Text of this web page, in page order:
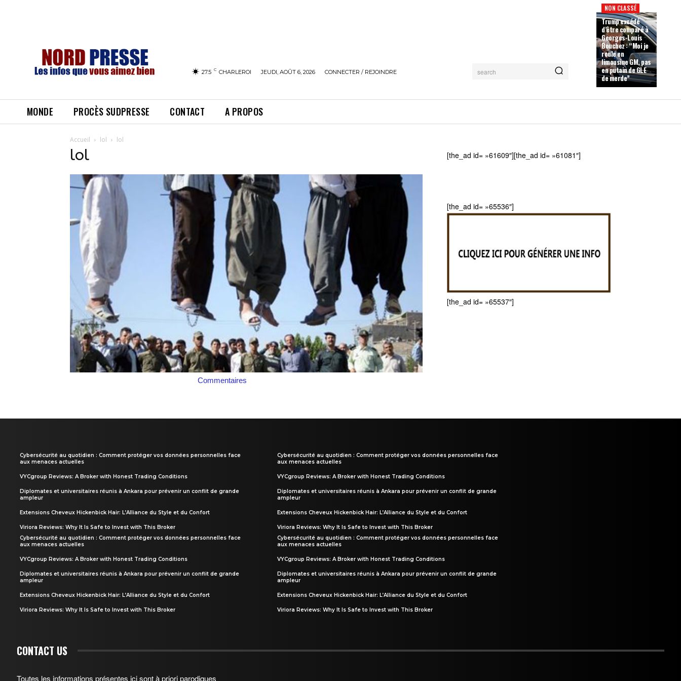
27.5 C CHARLEROI JEUDI, AOÛT 6, 2026 CONNECTER / REJOINDRE search
NON CLASSÉ
Trump excédé
d’être comparé à
Georges-Louis
Bouchez : “Moi je
roule en
limousine GM, pas
en putain de GLE
de merde”
MONDE PROCÈS SUDPRESSE CONTACT A PROPOS
Accueil lol lol
lol
Commentaires
[the_ad id= »61609″][the_ad id= »61081″]
[the_ad id= »65536″]
[the_ad id= »65537″]
Cybersécurité au quotidien : Comment protéger vos données personnelles face
aux menaces actuelles
VYCgroup Reviews: A Broker with Honest Trading Conditions
Diplomates et universitaires réunis à Ankara pour prévenir un conflit de grande
ampleur
Extensions Cheveux Hickenbick Hair: L’Alliance du Style et du Confort
Viriora Reviews: Why It Is Safe to Invest with This Broker
Cybersécurité au quotidien : Comment protéger vos données personnelles face
aux menaces actuelles
VYCgroup Reviews: A Broker with Honest Trading Conditions
Diplomates et universitaires réunis à Ankara pour prévenir un conflit de grande
ampleur
Extensions Cheveux Hickenbick Hair: L’Alliance du Style et du Confort
Viriora Reviews: Why It Is Safe to Invest with This Broker
Cybersécurité au quotidien : Comment protéger vos données personnelles face
aux menaces actuelles
VYCgroup Reviews: A Broker with Honest Trading Conditions
Diplomates et universitaires réunis à Ankara pour prévenir un conflit de grande
ampleur
Extensions Cheveux Hickenbick Hair: L’Alliance du Style et du Confort
Viriora Reviews: Why It Is Safe to Invest with This Broker
Cybersécurité au quotidien : Comment protéger vos données personnelles face
aux menaces actuelles
VYCgroup Reviews: A Broker with Honest Trading Conditions
Diplomates et universitaires réunis à Ankara pour prévenir un conflit de grande
ampleur
Extensions Cheveux Hickenbick Hair: L’Alliance du Style et du Confort
Viriora Reviews: Why It Is Safe to Invest with This Broker
CONTACT US
Toutes les informations présentes ici sont à priori parodiques